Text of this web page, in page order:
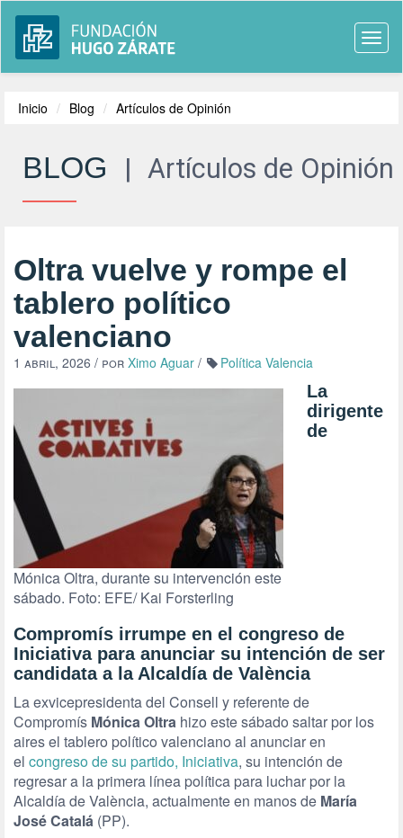
Inicio Blog Artículos de Opinión
BLOG | Artículos de Opinión
Oltra vuelve y rompe el
tablero político
valenciano
1 abril, 2026 / por Ximo Aguar / Política Valencia
Mónica Oltra, durante su intervención este
sábado. Foto: EFE/ Kai Forsterling
La
dirigente
de
Compromís irrumpe en el congreso de
Iniciativa para anunciar su intención de ser
candidata a la Alcaldía de València
La exvicepresidenta del Consell y referente de
Compromís Mónica Oltra hizo este sábado saltar por los
aires el tablero político valenciano al anunciar en
el congreso de su partido, Iniciativa, su intención de
regresar a la primera línea política para luchar por la
Alcaldía de València, actualmente en manos de María
José Catalá (PP).